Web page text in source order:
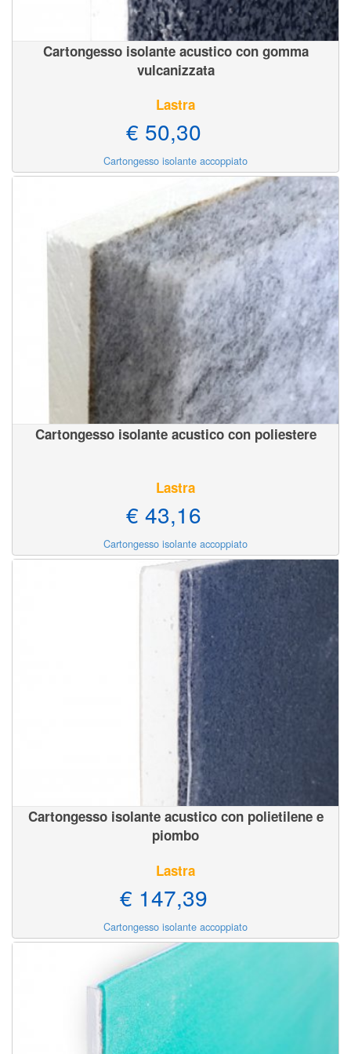
Cartongesso isolante acustico con gomma
vulcanizzata
Lastra
€ 50,30
Cartongesso isolante accoppiato
Cartongesso isolante acustico con poliestere
Lastra
€ 43,16
Cartongesso isolante accoppiato
Cartongesso isolante acustico con polietilene e
piombo
Lastra
€ 147,39
Cartongesso isolante accoppiato